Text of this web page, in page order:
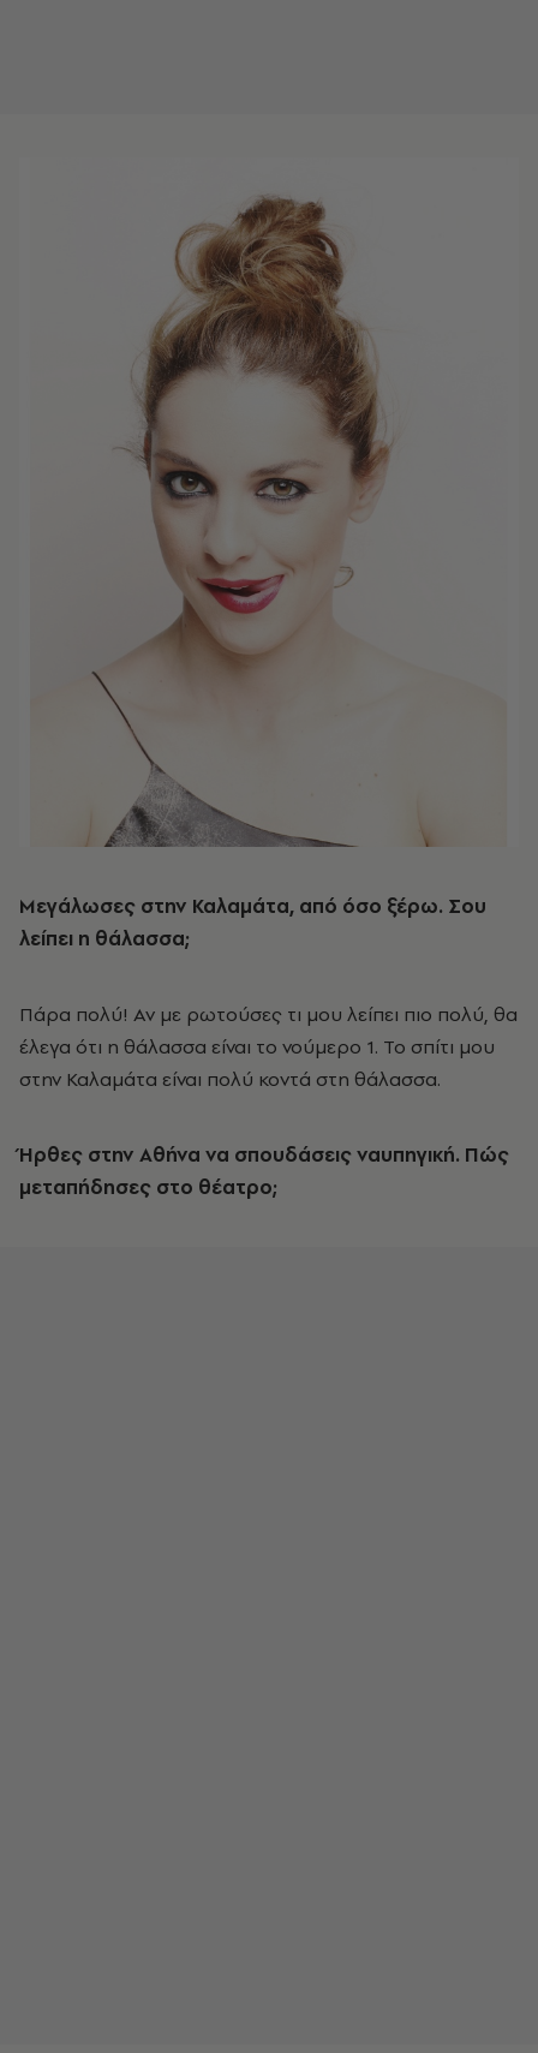
Μεγάλωσες στην Καλαμάτα, από όσο ξέρω. Σου
λείπει η θάλασσα;
Πάρα πολύ! Αν με ρωτούσες τι μου λείπει πιο πολύ, θα
έλεγα ότι η θάλασσα είναι το νούμερο 1. Το σπίτι μου
στην Καλαμάτα είναι πολύ κοντά στη θάλασσα.
Ήρθες στην Αθήνα να σπουδάσεις ναυπηγική. Πώς
μεταπήδησες στο θέατρο;